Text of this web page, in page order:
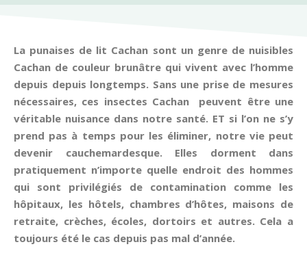
La punaises de lit Cachan sont un genre de nuisibles
Cachan de couleur brunâtre qui vivent avec l’homme
depuis depuis longtemps. Sans une prise de mesures
nécessaires, ces insectes Cachan peuvent être une
véritable nuisance dans notre santé. ET si l’on ne s’y
prend pas à temps pour les éliminer, notre vie peut
devenir cauchemardesque. Elles dorment dans
pratiquement n’importe quelle endroit des hommes
qui sont privilégiés de contamination comme les
hôpitaux, les hôtels, chambres d’hôtes, maisons de
retraite, crèches, écoles, dortoirs et autres. Cela a
toujours été le cas depuis pas mal d’année.